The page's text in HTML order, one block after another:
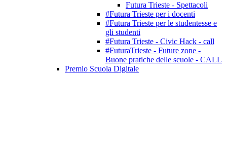
Futura Trieste - Spettacoli
#Futura Trieste per i docenti
#Futura Trieste per le studentesse e
gli studenti
#Futura Trieste - Civic Hack - call
#FuturaTrieste - Future zone -
Buone pratiche delle scuole - CALL
Premio Scuola Digitale